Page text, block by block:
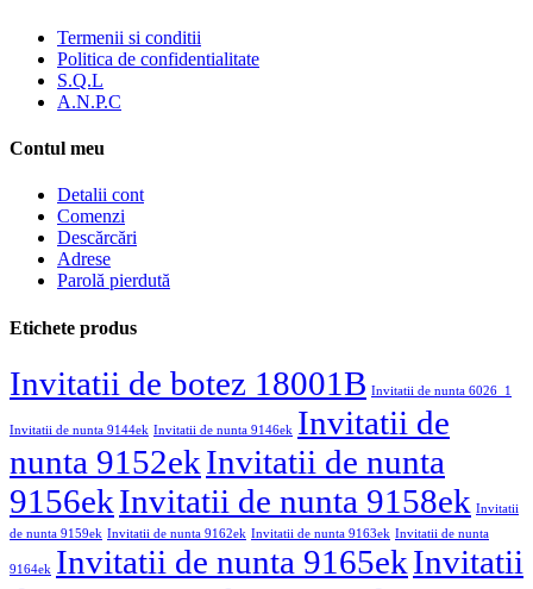
Termenii si conditii
Politica de confidentialitate
S.Q.L
A.N.P.C
Contul meu
Detalii cont
Comenzi
Descărcări
Adrese
Parolă pierdută
Etichete produs
Invitatii de botez 18001B Invitatii de nunta 6026_1
Invitatii de nunta 9144ek Invitatii de nunta 9146ek Invitatii de
nunta 9152ekInvitatii de nunta
9156ekInvitatii de nunta 9158ek Invitatii
de nunta 9159ek Invitatii de nunta 9162ek Invitatii de nunta 9163ek Invitatii de nunta
9164ek Invitatii de nunta 9165ekInvitatii